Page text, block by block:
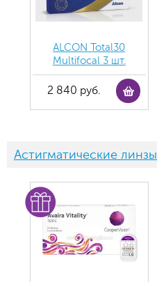
ALCON Total30
Multifocal 3 шт.
2 840 руб.
Астигматические линзы